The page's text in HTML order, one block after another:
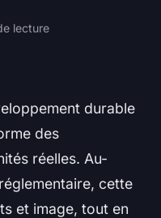
lecture
durable
des
réelles. Au-
cette
et image, tout en